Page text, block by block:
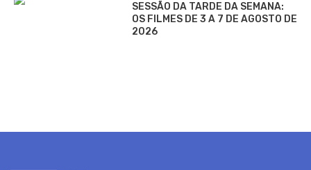
SESSÃO DA TARDE DA SEMANA:
OS FILMES DE 3 A 7 DE AGOSTO DE
2026